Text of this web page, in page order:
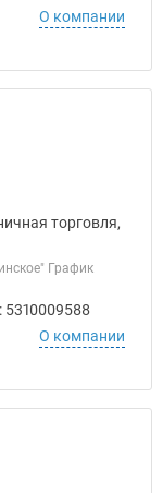
О компании
торговля,
График
5310009588
О компании